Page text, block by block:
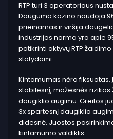
RTP turi 3 operatoriaus
Dauguma kazino naudoja
prieinamas ir viršija
industrijos norma yra apie
patikrinti aktyvų RTP
statydami.
Kintamumas nėra
stabilesnį, mažesnės
daugiklio augimu. Greitos
3x spartesnį daugiklio
didesnė. Juostos
kintamumo valdiklis.